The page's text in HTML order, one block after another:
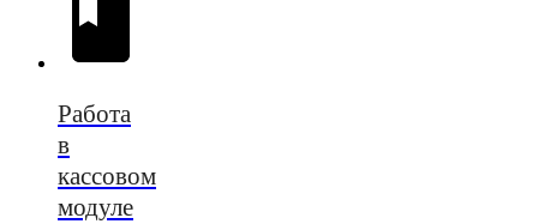
Работа
в
кассовом
модуле